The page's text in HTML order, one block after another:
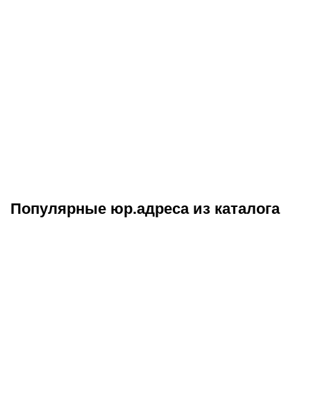
Популярные юр.адреса из каталога